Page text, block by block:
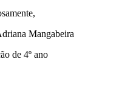
Mangabeira
de 4º ano